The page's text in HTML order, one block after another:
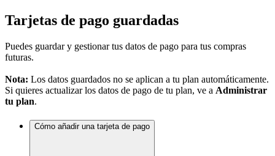
Tarjetas de pago guardadas
Puedes guardar y gestionar tus datos de pago para tus compras
futuras.
Nota: Los datos guardados no se aplican a tu plan automáticamente.
Si quieres actualizar los datos de pago de tu plan, ve a Administrar
tu plan.
Cómo añadir una tarjeta de pago